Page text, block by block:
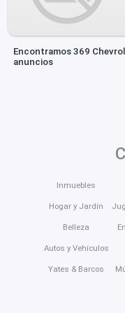
Encontramos 369
anuncios
Inmuebles
Hogar y Jardín
Belleza
Autos y Vehículos
Yates & Barcos